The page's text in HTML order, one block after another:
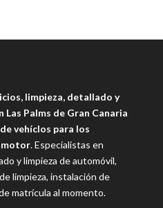
limpieza, detallado y
Las Palms de Gran Canaria
vehíclos para los
motor. Especialistas en
y limpieza de automóvil,
limpieza, instalación de
matrícula al momento.